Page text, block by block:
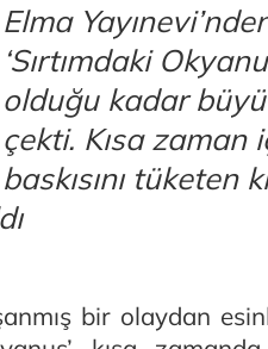
Elma
‘Sırtımdaki
olduğu kadar
çekti. Kısa zaman
baskısını tüketen
bir olaydan